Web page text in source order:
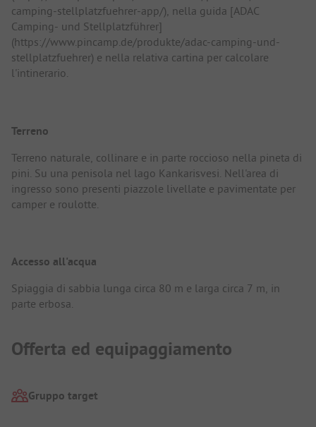
camping-stellplatzfuehrer-app/), nella guida [ADAC
Camping- und Stellplatzführer]
(https://www.pincamp.de/produkte/adac-camping-und-
stellplatzfuehrer) e nella relativa cartina per calcolare
l'intinerario.
Terreno
Terreno naturale, collinare e in parte roccioso nella pineta di
pini. Su una penisola nel lago Kankarisvesi. Nell'area di
ingresso sono presenti piazzole livellate e pavimentate per
camper e roulotte.
Accesso all'acqua
Spiaggia di sabbia lunga circa 80 m e larga circa 7 m, in
parte erbosa.
Offerta ed equipaggiamento
Gruppo target